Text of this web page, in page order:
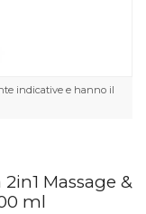
indicative e hanno il
Massage &
ml